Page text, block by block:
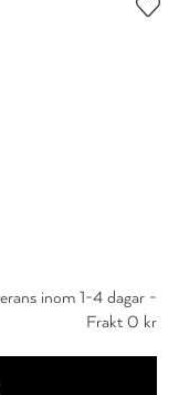
inom 1-4 dagar -
Frakt 0 kr